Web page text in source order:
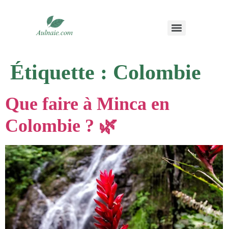
Étiquette : Colombie
Que faire à Minca en
Colombie ? 🌿